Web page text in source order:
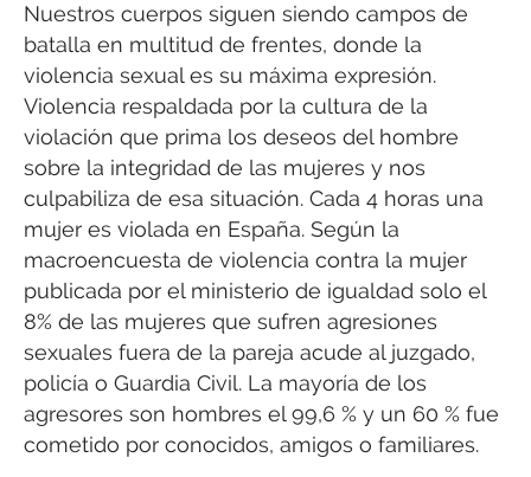
Nuestros cuerpos siguen siendo campos de
batalla en multitud de frentes, donde la
violencia sexual es su máxima expresión.
Violencia respaldada por la cultura de la
violación que prima los deseos del hombre
sobre la integridad de las mujeres y nos
culpabiliza de esa situación. Cada 4 horas una
mujer es violada en España. Según la
macroencuesta de violencia contra la mujer
publicada por el ministerio de igualdad solo el
8% de las mujeres que sufren agresiones
sexuales fuera de la pareja acude al juzgado,
policía o Guardia Civil. La mayoría de los
agresores son hombres el 99,6 % y un 60 % fue
cometido por conocidos, amigos o familiares.